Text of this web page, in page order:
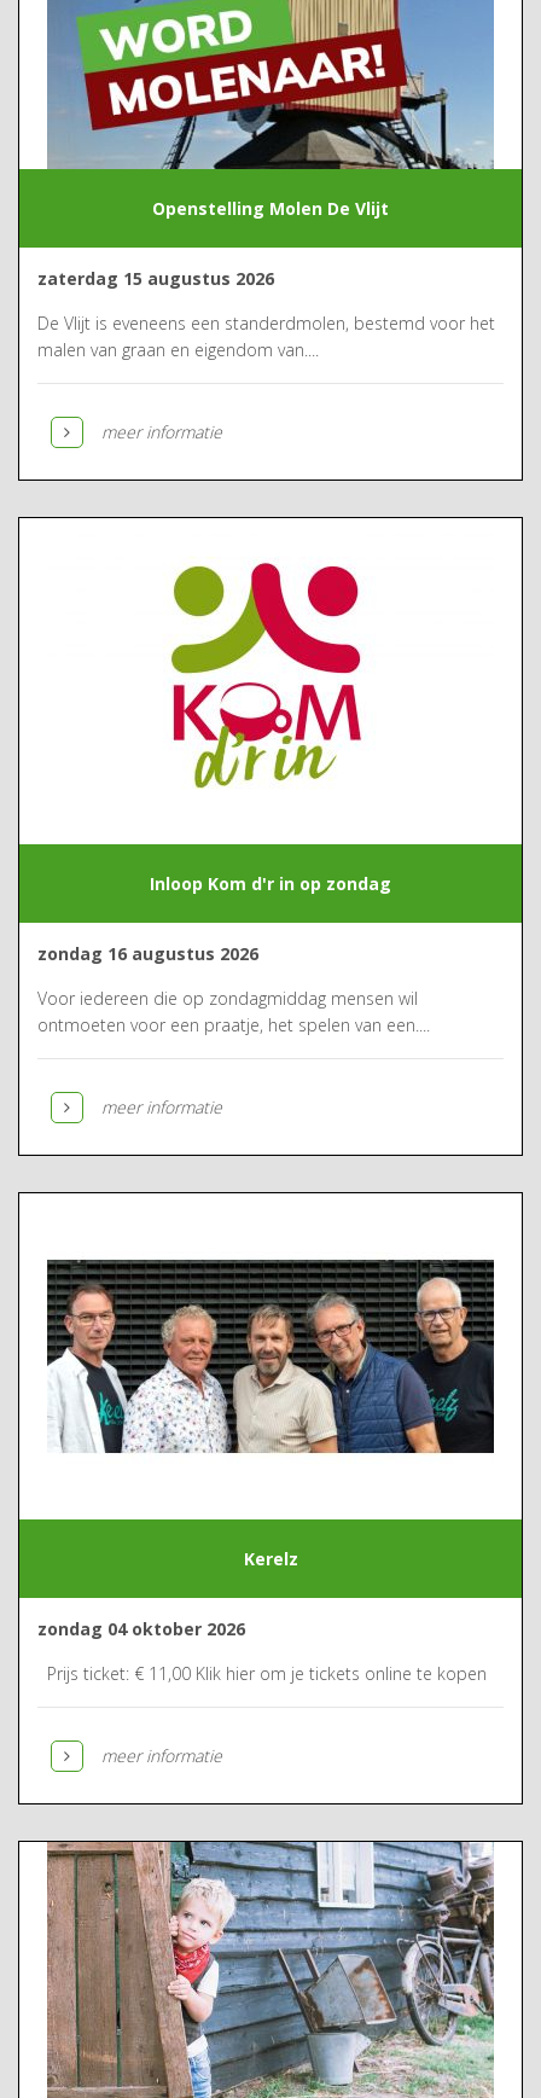
Openstelling Molen De Vlijt
zaterdag 15 augustus 2026
De Vlijt is eveneens een standerdmolen, bestemd voor het
malen van graan en eigendom van....
meer informatie
Inloop Kom d'r in op zondag
zondag 16 augustus 2026
Voor iedereen die op zondagmiddag mensen wil
ontmoeten voor een praatje, het spelen van een....
meer informatie
Kerelz
zondag 04 oktober 2026
Prijs ticket: € 11,00 Klik hier om je tickets online te kopen
meer informatie